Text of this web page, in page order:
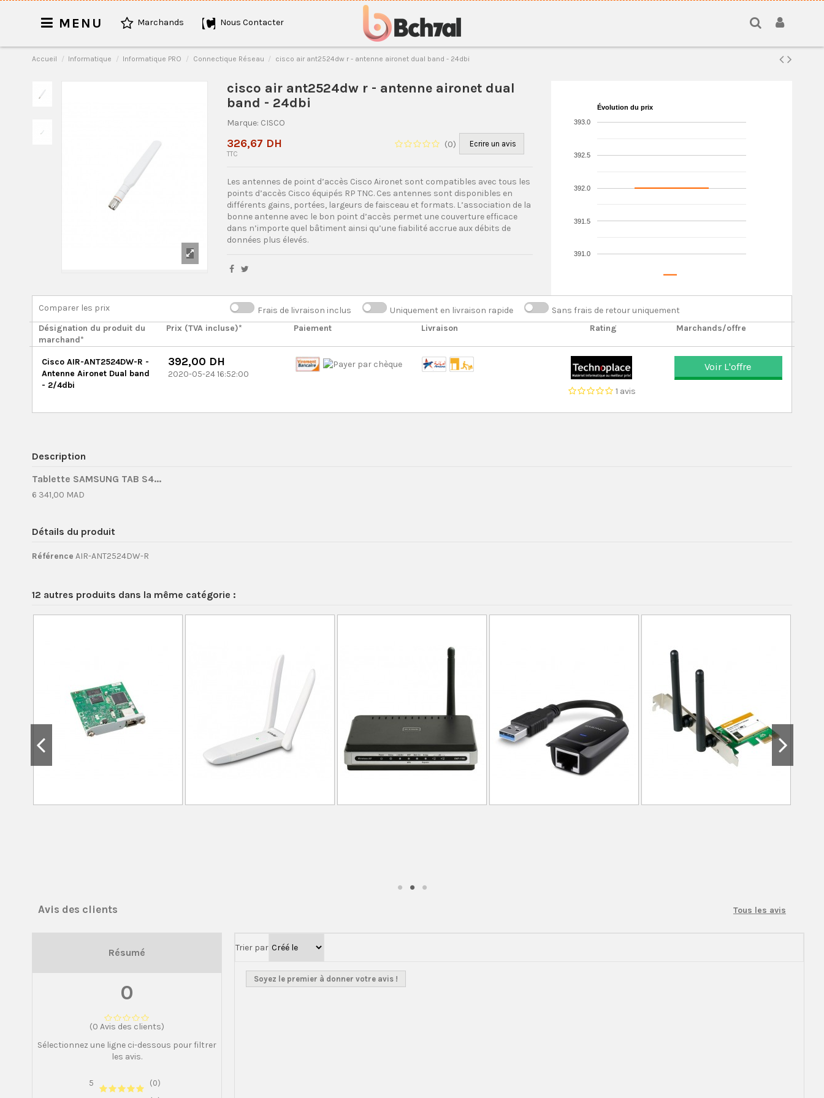
MENU Marchands Nous Contacter
Accueil Informatique Informatique PRO Connectique Réseau cisco air ant2524dw r - antenne aironet dual band - 24dbi
cisco air ant2524dw r - antenne aironet dual
band - 24dbi
Marque: CISCO
(0) Ecrire un avis
326,67 DH
TTC
Les antennes de point d’accès Cisco Aironet sont compatibles avec tous les
points d’accès Cisco équipés RP TNC. Ces antennes sont disponibles en
différents gains, portées, largeurs de faisceau et formats. L’association de la
bonne antenne avec le bon point d’accès permet une couverture efficace
dans n’importe quel bâtiment ainsi qu’une fiabilité accrue aux débits de
données plus élevés.
Évolution du prix
391.0
391.5
392.0
392.5
393.0
Comparer les prix Frais de livraison inclus Uniquement en livraison rapide
Sans frais de retour uniquement
Désignation du produit du
marchand*
Prix (TVA incluse)* Paiement Livraison Rating Marchands/offre
Cisco AIR-ANT2524DW-R -
Antenne Aironet Dual band
- 2/4dbi
392,00 DH
2020-05-24 16:52:00
1 avis
Voir L'offre
Description
Tablette SAMSUNG TAB S4...
6 341,00 MAD
Détails du produit
Référence AIR-ANT2524DW-R
12 autres produits dans la même catégorie :
Avis des clients Tous les avis
Résumé
0
(0 Avis des clients)
Sélectionnez une ligne ci-dessous pour filtrer
les avis.
5
(0)
Trier par
Soyez le premier à donner votre avis !